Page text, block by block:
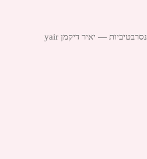
מאפייני ימין, קונסרבטיביות — יאיר דיקמן yair